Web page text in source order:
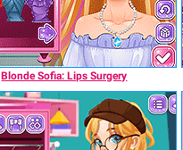
Blonde Sofia: Lips Surgery